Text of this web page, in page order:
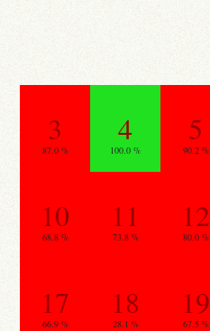
3
87.0 %
4
100.0 %
5
90.2 %
10
68.8 %
11
73.8 %
12
80.0 %
17
66.9 %
18
28.1 %
19
67.5 %